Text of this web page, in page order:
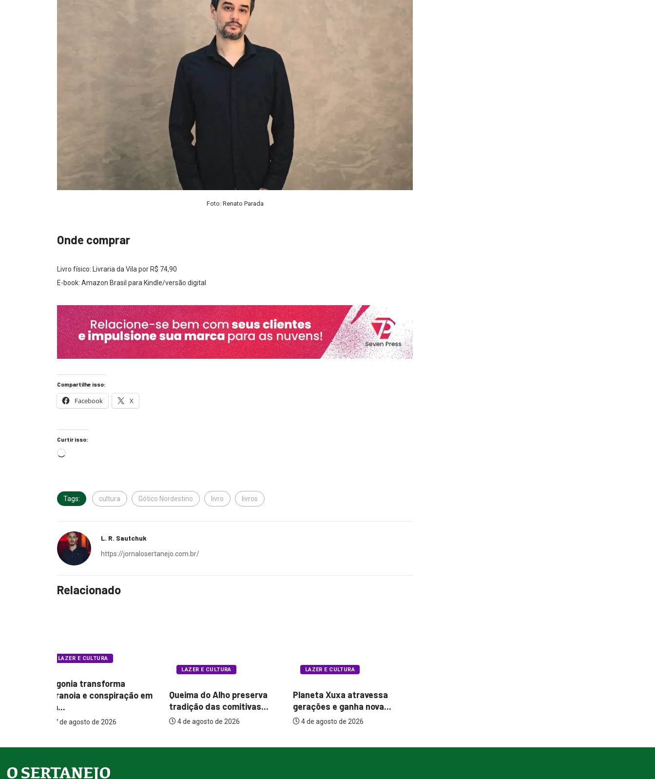
Foto: Renato Parada
Onde comprar
Livro físico: Livraria da Vila por R$ 74,90
E-book: Amazon Brasil para Kindle/versão digital
Compartilhe isso:
Facebook X
Curtir isso:
Tags: cultura Gótico Nordestino livro livros
L. R. Sautchuk
https://jornalosertanejo.com.br/
Relacionado
Queima do Alho preserva
tradição das comitivas...
4 de agosto de 2026
LAZER E CULTURA
Planeta Xuxa atravessa
gerações e ganha nova...
4 de agosto de 2026
paranoia e conspiração em
um...
7 de agosto de 2026